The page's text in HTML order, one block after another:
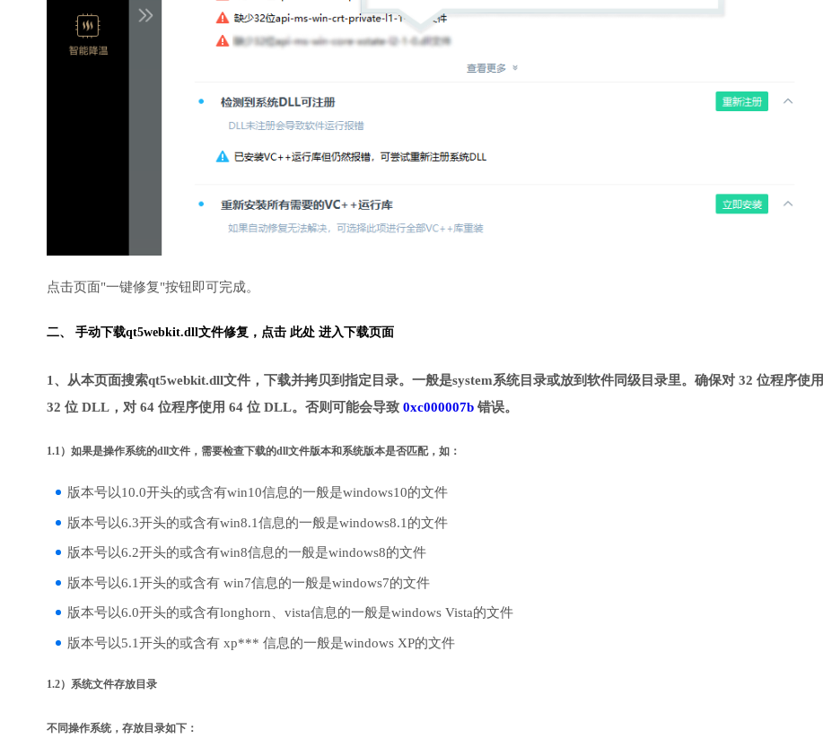
点击页面"一键修复"按钮即可完成。
二、 手动下载qt5webkit.dll文件修复， 点击 此处 进入下载页面
1、从本页面搜索qt5webkit.dll文件，下载并拷贝到指定目录。一般是system系统目录或放到软件同级目录里。确保对 32 位程序使用
32 位 DLL，对 64 位程序使用 64 位 DLL。否则可能会导致 0xc000007b 错误。
1.1）如果是操作系统的dll文件，需要检查下载的dll文件版本和系统版本是否匹配，如：
版本号以10.0开头的或含有win10信息的一般是windows10的文件
版本号以6.3开头的或含有win8.1信息的一般是windows8.1的文件
版本号以6.2开头的或含有win8信息的一般是windows8的文件
版本号以6.1开头的或含有 win7信息的一般是windows7的文件
版本号以6.0开头的或含有longhorn、vista信息的一般是windows Vista的文件
版本号以5.1开头的或含有 xp*** 信息的一般是windows XP的文件
1.2）系统文件存放目录
不同操作系统，存放目录如下：